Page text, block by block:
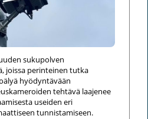
sukupolven
joissa perinteinen tutka
hyödyntävään
tehtävä laajenee
useiden eri
tunnistamiseen.